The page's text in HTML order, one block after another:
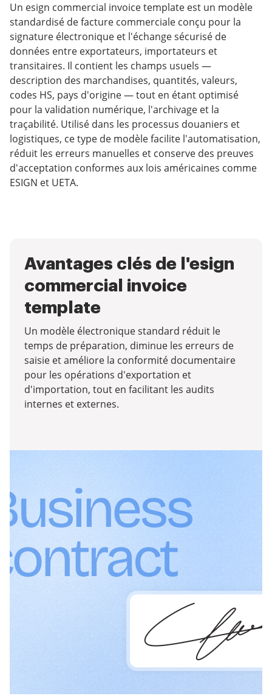
Un esign commercial invoice template est un modèle
standardisé de facture commerciale conçu pour la
signature électronique et l'échange sécurisé de
données entre exportateurs, importateurs et
transitaires. Il contient les champs usuels —
description des marchandises, quantités, valeurs,
codes HS, pays d'origine — tout en étant optimisé
pour la validation numérique, l'archivage et la
traçabilité. Utilisé dans les processus douaniers et
logistiques, ce type de modèle facilite l'automatisation,
réduit les erreurs manuelles et conserve des preuves
d'acceptation conformes aux lois américaines comme
ESIGN et UETA.
Avantages clés de l'esign
commercial invoice
template
Un modèle électronique standard réduit le
temps de préparation, diminue les erreurs de
saisie et améliore la conformité documentaire
pour les opérations d'exportation et
d'importation, tout en facilitant les audits
internes et externes.